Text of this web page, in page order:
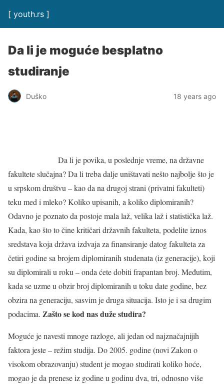
[ youth.rs ]
Da li je moguće besplatno
studiranje
Duško 18 years ago
Da li je povika, u poslednje vreme, na državne
fakultete slučajna? Da li treba dalje uništavati nešto najbolje što je
u srpskom društvu – kao da na drugoj strani (privatni fakulteti)
teku med i mleko? Koliko upisanih, a koliko diplomiranih?
Odavno je poznato da postoje mala laž, velika laž i statistička laž.
Kada, kao što to čine kritičari državnih fakulteta, podelite iznos
sredstava koja država izdvaja za finansiranje datog fakulteta za
četiri godine sa brojem diplomiranih studenata (iz generacije), koji
su diplomirali u roku – onda ćete dobiti frapantan broj. Međutim,
kada se uzme u obzir broj diplomiranih u toku date godine, bez
obzira na generaciju, sasvim je druga situacija. Isto je i sa drugim
podacima. Zašto se kod nas duže studira?
Moguće je navesti mnoge razloge, ali jedan od najznačajnijih
faktora jeste – režim studija. Do 2005. godine (novi Zakon o
visokom obrazovanju) student je mogao studirati koliko hoće,
mogao je da prenese iz godine u godinu dva, tri, odnosno više